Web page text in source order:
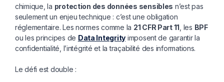
chimique, la protection des données sensibles n’est pas
seulement un enjeu technique : c’est une obligation
réglementaire. Les normes comme la 21 CFR Part 11, les BPF
ou les principes de Data Integrity imposent de garantir la
confidentialité, l’intégrité et la traçabilité des informations.
Le défi est double :